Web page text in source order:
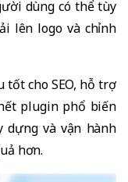
dùng có thể tùy
lên logo và chỉnh
tốt cho SEO, hỗ trợ
plugin phổ biến
dựng và vận hành
hơn.